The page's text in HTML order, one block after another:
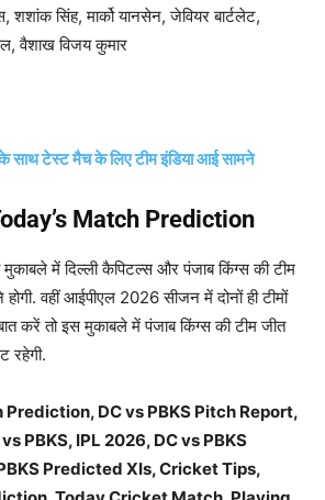
शशांक सिंह, मार्को यानसेन, जेवियर बार्टलेट,
वैशाख विजय कुमार
साथ टेस्ट मैच के लिए टीम इंडिया आई सामने
Match Prediction
में दिल्ली कैपिटल्स और पंजाब किंग्स की टीम
वहीं आईपीएल 2026 सीजन में दोनों ही टीमों
करें तो इस मुकाबले में पंजाब किंग्स की टीम जीत
रहेगी.
Prediction, DC vs PBKS Pitch Report,
PBKS, IPL 2026, DC vs PBKS
Predicted XIs, Cricket Tips,